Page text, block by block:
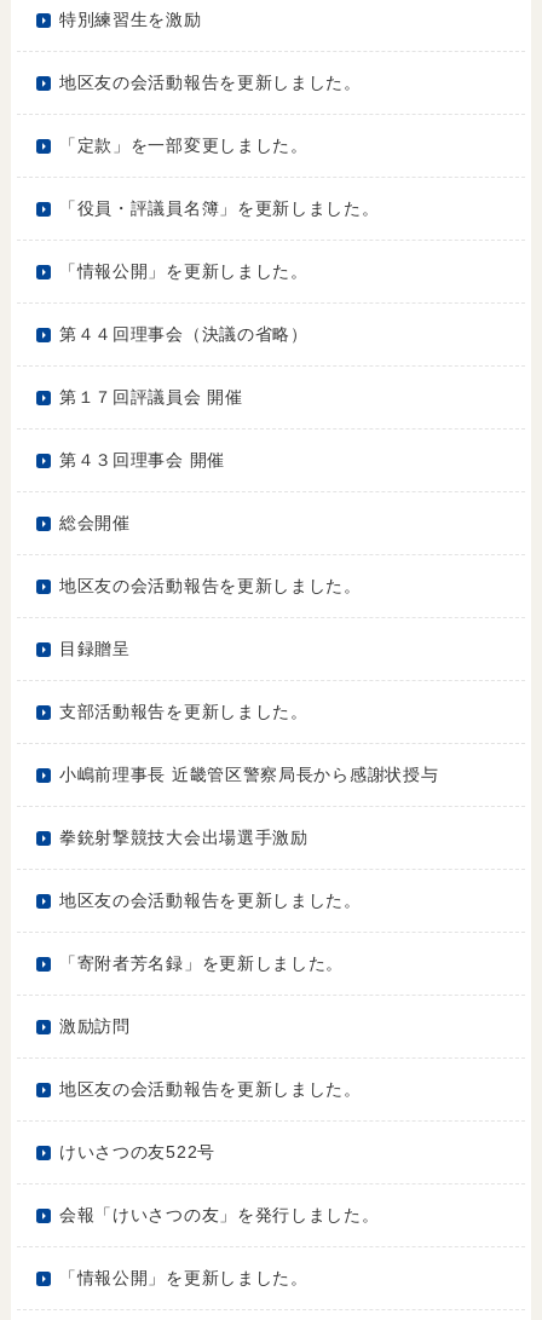
特別練習生を激励
地区友の会活動報告を更新しました。
「定款」を一部変更しました。
「役員・評議員名簿」を更新しました。
「情報公開」を更新しました。
第４４回理事会（決議の省略）
第１７回評議員会 開催
第４３回理事会 開催
総会開催
地区友の会活動報告を更新しました。
目録贈呈
支部活動報告を更新しました。
小嶋前理事長 近畿管区警察局長から感謝状授与
拳銃射撃競技大会出場選手激励
地区友の会活動報告を更新しました。
「寄附者芳名録」を更新しました。
激励訪問
地区友の会活動報告を更新しました。
けいさつの友522号
会報「けいさつの友」を発行しました。
「情報公開」を更新しました。